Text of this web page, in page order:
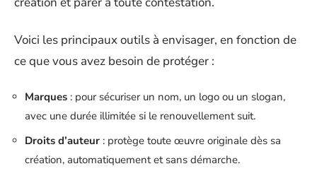
Voici les principaux outils à envisager, en fonction de
ce que vous avez besoin de protéger :
Marques : pour sécuriser un nom, un logo ou un slogan,
avec une durée illimitée si le renouvellement suit.
Droits d’auteur : protège toute œuvre originale dès sa
création, automatiquement et sans démarche.